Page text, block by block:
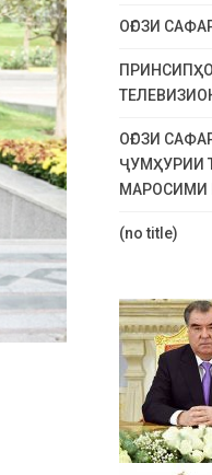
ОҒОЗИ
ОҒОЗИ
ҶУМҲУРИИ
МАРОСИМИ
(no title)